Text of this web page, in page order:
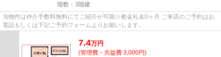
階数：3階建
当物件は仲介手数料無料にてご紹介が可能☆敷金礼金0ヶ月 ご来店のご予約はお
電話もしくは下記ご予約フォームよりお願いします。
7.4万円
(管理費・共益費 3,000円)